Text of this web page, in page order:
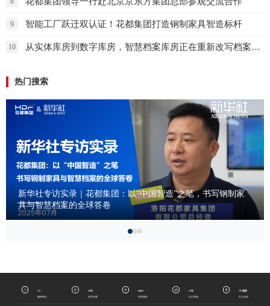
9 智能工厂跃迁双认证！花都集团打造钢制家具智造标杆
10 从实体库房到数字库房，智慧档案库房正在重新改写档案管理的未来
热门搜索
新华社专访实录｜花都集团：以“中国智造”之笔，书写钢制家
具与智慧档案的全球答卷
35+
服务网点
34年
技术积累
8000+
馆库建设
23年
出口经验
70+国家
出口全球